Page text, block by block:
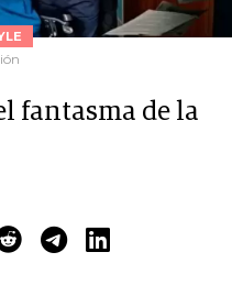
fantasma de la